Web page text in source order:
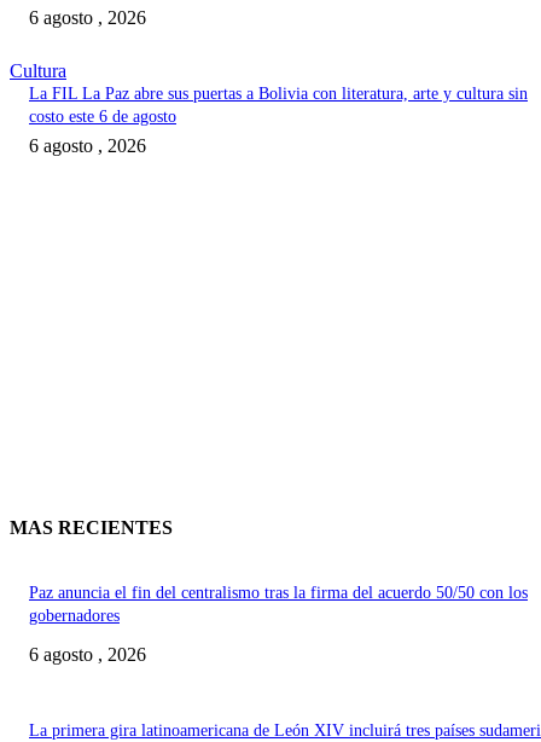
6 agosto , 2026
Cultura
La FIL La Paz abre sus puertas a Bolivia con literatura, arte y cultura sin
costo este 6 de agosto
6 agosto , 2026
MAS RECIENTES
Paz anuncia el fin del centralismo tras la firma del acuerdo 50/50 con los
gobernadores
6 agosto , 2026
La primera gira latinoamericana de León XIV incluirá tres países